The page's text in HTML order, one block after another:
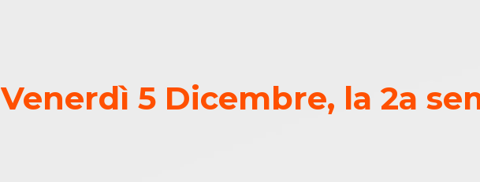
Venerdì 5 Dicembre, la 2a